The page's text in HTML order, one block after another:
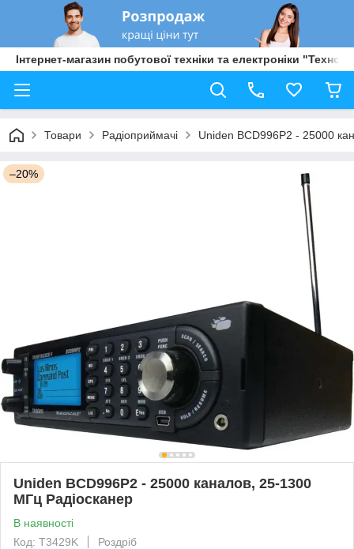
Інтернет-магазин побутової техніки та електроніки "Техно
Товари Радіоприймачі Uniden BCD996P2 - 25000
–20%
Uniden BCD996P2 - 25000 каналов, 25-1300
МГц Радіосканер
В наявності
Код: T3429K
Роздріб